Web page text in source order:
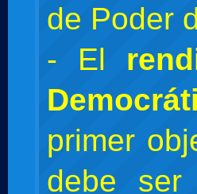
de Poder
- El
primer
debe